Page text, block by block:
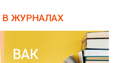
В ЖУРНАЛАХ
ВАК